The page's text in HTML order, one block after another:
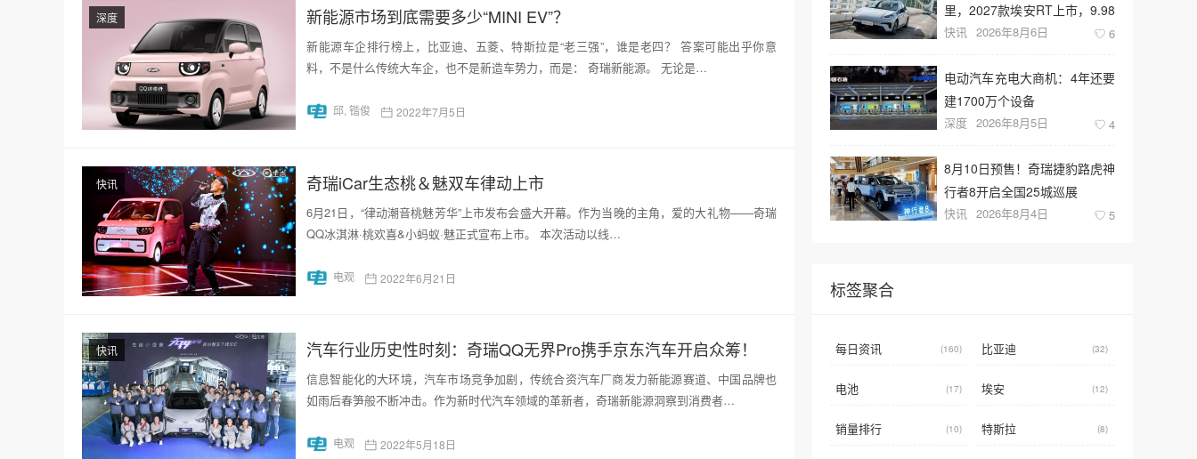
新能源市场到底需要多少“MINI EV”？
深度
新能源车企排行榜上，比亚迪、五菱、特斯拉是“老三强”，谁是老四？ 答案可能出乎你意
料，不是什么传统大车企，也不是新造车势力，而是： 奇瑞新能源。 无论是…
邱, 锴俊 2022年7月5日
奇瑞iCar生态桃＆魅双车律动上市
快讯
6月21日，“律动潮音桃魅芳华”上市发布会盛大开幕。作为当晚的主角，爱的大礼物——奇瑞
QQ冰淇淋·桃欢喜&小蚂蚁·魅正式宣布上市。 本次活动以线…
电观 2022年6月21日
汽车行业历史性时刻：奇瑞QQ无界Pro携手京东汽车开启众筹！
快讯
信息智能化的大环境，汽车市场竞争加剧，传统合资汽车厂商发力新能源赛道、中国品牌也
如雨后春笋般不断冲击。作为新时代汽车领域的革新者，奇瑞新能源洞察到消费者…
电观 2022年5月18日
里，2027款埃安RT上市，9.98
万元起售
快讯 2026年8月6日 6
电动汽车充电大商机：4年还要
建1700万个设备
深度 2026年8月5日 4
8月10日预售！奇瑞捷豹路虎神
行者8开启全国25城巡展
快讯 2026年8月4日 5
标签聚合
每日资讯 (160) 比亚迪 (32)
电池 (17) 埃安 (12)
销量排行 (10) 特斯拉 (8)